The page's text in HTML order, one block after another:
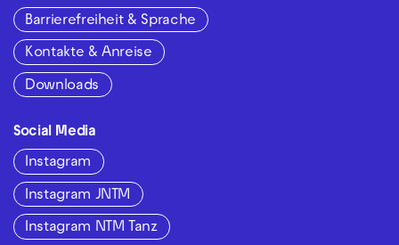
Barrierefreiheit & Sprache
Kontakte & Anreise
Downloads
Social Media
Instagram
Instagram JNTM
Instagram NTM Tanz